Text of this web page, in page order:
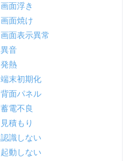
画面浮き
画面焼け
画面表示異常
異音
発熱
端末初期化
背面パネル
蓄電不良
見積もり
認識しない
起動しない